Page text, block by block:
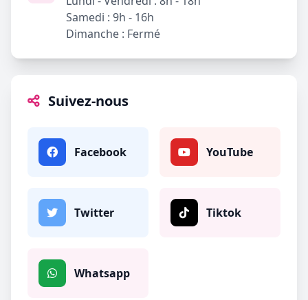
Samedi : 9h - 16h
Dimanche : Fermé
Suivez-nous
Facebook YouTube
Twitter Tiktok
Whatsapp